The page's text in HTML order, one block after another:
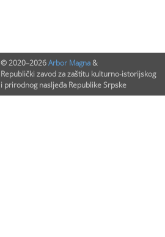
© 2020–2026Arbor Magna&
Republički zavod za zaštitu kulturno-istorijskog
i prirodnog nasljeđa Republike Srpske